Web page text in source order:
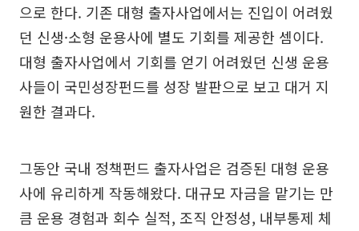
으로 한다. 기존 대형 출자사업에서는 진입이 어려웠
던 신생·소형 운용사에 별도 기회를 제공한 셈이다.
대형 출자사업에서 기회를 얻기 어려웠던 신생 운용
사들이 국민성장펀드를 성장 발판으로 보고 대거 지
원한 결과다.
그동안 국내 정책펀드 출자사업은 검증된 대형 운용
사에 유리하게 작동해왔다. 대규모 자금을 맡기는 만
큼 운용 경험과 회수 실적, 조직 안정성, 내부통제 체